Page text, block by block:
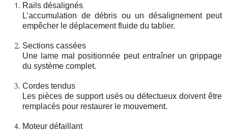
Rails désalignés
L’accumulation de débris ou un désalignement peut
empêcher le déplacement fluide du tablier.
Sections cassées
Une lame mal positionnée peut entraîner un grippage
du système complet.
Cordes tendus
Les pièces de support usés ou défectueux doivent être
remplacés pour restaurer le mouvement.
Moteur défaillant